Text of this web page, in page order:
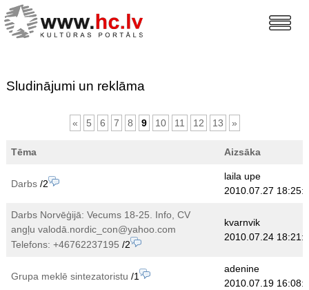
Sludinājumi un reklāma
« 5 6 7 8 9 10 11 12 13 »
Tēma Aizsāka
Darbs/2
laila upe
2010.07.27
Darbs Norvēģijā: Vecums 18-25. Info, CV
angļu valodā.nordic_con@yahoo.com
Telefons: +46762237195 /2
kvarnvik
2010.07.24
Grupa meklē sintezatoristu /1
adenine
2010.07.19